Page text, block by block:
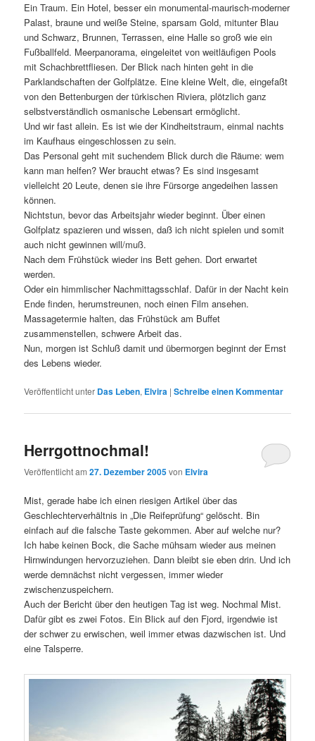
Ein Traum. Ein Hotel, besser ein monumental-maurisch-moderner
Palast, braune und weiße Steine, sparsam Gold, mitunter Blau
und Schwarz, Brunnen, Terrassen, eine Halle so groß wie ein
Fußballfeld. Meerpanorama, eingeleitet von weitläufigen Pools
mit Schachbrettfliesen. Der Blick nach hinten geht in die
Parklandschaften der Golfplätze. Eine kleine Welt, die, eingefaßt
von den Bettenburgen der türkischen Riviera, plötzlich ganz
selbstverständlich osmanische Lebensart ermöglicht.
Und wir fast allein. Es ist wie der Kindheitstraum, einmal nachts
im Kaufhaus eingeschlossen zu sein.
Das Personal geht mit suchendem Blick durch die Räume: wem
kann man helfen? Wer braucht etwas? Es sind insgesamt
vielleicht 20 Leute, denen sie ihre Fürsorge angedeihen lassen
können.
Nichtstun, bevor das Arbeitsjahr wieder beginnt. Über einen
Golfplatz spazieren und wissen, daß ich nicht spielen und somit
auch nicht gewinnen will/muß.
Nach dem Frühstück wieder ins Bett gehen. Dort erwartet
werden.
Oder ein himmlischer Nachmittagsschlaf. Dafür in der Nacht kein
Ende finden, herumstreunen, noch einen Film ansehen.
Massagetermie halten, das Frühstück am Buffet
zusammenstellen, schwere Arbeit das.
Nun, morgen ist Schluß damit und übermorgen beginnt der Ernst
des Lebens wieder.
Veröffentlicht unter Das Leben, Elvira |Schreibe einen Kommentar
Herrgottnochmal!
Veröffentlicht am27. Dezember 2005von Elvira
Mist, gerade habe ich einen riesigen Artikel über das
Geschlechterverhältnis in „Die Reifeprüfung“ gelöscht. Bin
einfach auf die falsche Taste gekommen. Aber auf welche nur?
Ich habe keinen Bock, die Sache mühsam wieder aus meinen
Hirnwindungen hervorzuziehen. Dann bleibt sie eben drin. Und ich
werde demnächst nicht vergessen, immer wieder
zwischenzuspeichern.
Auch der Bericht über den heutigen Tag ist weg. Nochmal Mist.
Dafür gibt es zwei Fotos. Ein Blick auf den Fjord, irgendwie ist
der schwer zu erwischen, weil immer etwas dazwischen ist. Und
eine Talsperre.